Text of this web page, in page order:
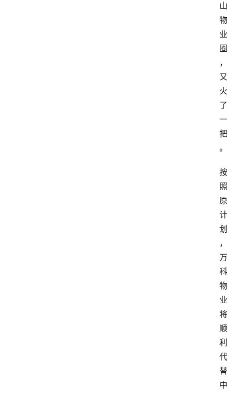
山
物
业
圈
，
又
火
了
一
把
。
按
照
原
计
划
，
万
科
物
业
将
顺
利
代
替
中